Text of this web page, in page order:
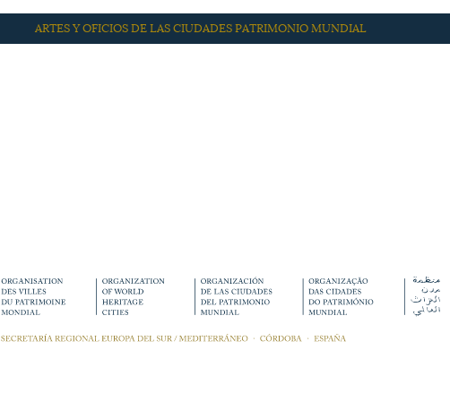
ARTES Y OFICIOS DE LAS CIUDADES PATRIMONIO MUNDIAL